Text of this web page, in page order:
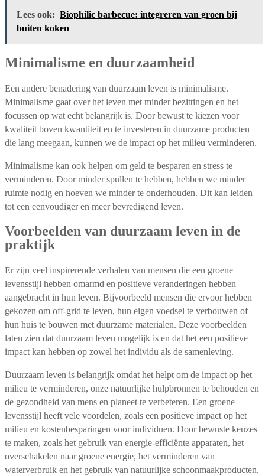
Lees ook: Biophilic barbecue: integreren van groen bij
buiten koken
Minimalisme en duurzaamheid
Een andere benadering van duurzaam leven is minimalisme.
Minimalisme gaat over het leven met minder bezittingen en het
focussen op wat echt belangrijk is. Door bewust te kiezen voor
kwaliteit boven kwantiteit en te investeren in duurzame producten
die lang meegaan, kunnen we de impact op het milieu verminderen.
Minimalisme kan ook helpen om geld te besparen en stress te
verminderen. Door minder spullen te hebben, hebben we minder
ruimte nodig en hoeven we minder te onderhouden. Dit kan leiden
tot een eenvoudiger en meer bevredigend leven.
Voorbeelden van duurzaam leven in de
praktijk
Er zijn veel inspirerende verhalen van mensen die een groene
levensstijl hebben omarmd en positieve veranderingen hebben
aangebracht in hun leven. Bijvoorbeeld mensen die ervoor hebben
gekozen om off-grid te leven, hun eigen voedsel te verbouwen of
hun huis te bouwen met duurzame materialen. Deze voorbeelden
laten zien dat duurzaam leven mogelijk is en dat het een positieve
impact kan hebben op zowel het individu als de samenleving.
Duurzaam leven is belangrijk omdat het helpt om de impact op het
milieu te verminderen, onze natuurlijke hulpbronnen te behouden en
de gezondheid van mens en planeet te verbeteren. Een groene
levensstijl heeft vele voordelen, zoals een positieve impact op het
milieu en kostenbesparingen voor individuen. Door bewuste keuzes
te maken, zoals het gebruik van energie-efficiënte apparaten, het
overschakelen naar groene energie, het verminderen van
waterverbruik en het gebruik van natuurlijke schoonmaakproducten,